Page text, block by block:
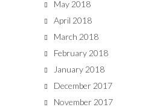
May 2018
April 2018
March 2018
February 2018
January 2018
December 2017
November 2017